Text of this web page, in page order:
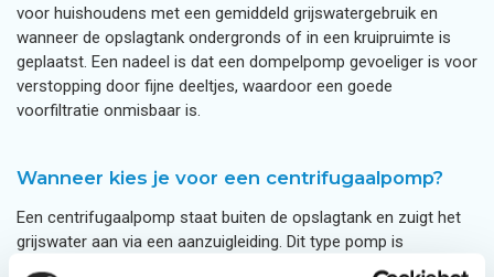
voor huishoudens met een gemiddeld grijswatergebruik en
wanneer de opslagtank ondergronds of in een kruipruimte is
geplaatst. Een nadeel is dat een dompelpomp gevoeliger is voor
verstopping door fijne deeltjes, waardoor een goede
voorfiltratie onmisbaar is.
Wanneer kies je voor een centrifugaalpomp?
Een centrifugaalpomp staat buiten de opslagtank en zuigt het
grijswater aan via een aanzuigleiding. Dit type pomp is
robuuster, krachtiger en beter geschikt voor grotere debieten.